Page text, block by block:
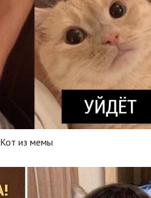
Кот из мемы